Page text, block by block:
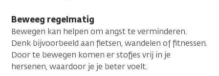
Beweeg regelmatig
Bewegen kan helpen om angst te verminderen.
Denk bijvoorbeeld aan fietsen, wandelen of fitnessen.
Door te bewegen komen er stofjes vrij in je
hersenen, waardoor je je beter voelt.